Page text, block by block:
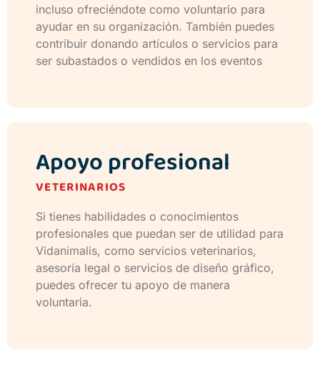
incluso ofreciéndote como voluntario para
ayudar en su organización. También puedes
contribuir donando artículos o servicios para
ser subastados o vendidos en los eventos
Apoyo profesional
VETERINARIOS
Si tienes habilidades o conocimientos
profesionales que puedan ser de utilidad para
Vidanimalis, como servicios veterinarios,
asesoría legal o servicios de diseño gráfico,
puedes ofrecer tu apoyo de manera
voluntaria.